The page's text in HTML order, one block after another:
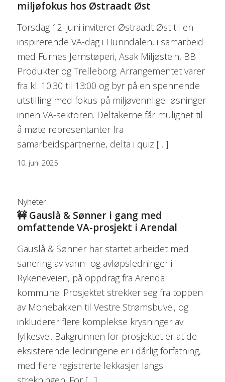
miljøfokus hos Østraadt Øst
Torsdag 12. juni inviterer Østraadt Øst til en
inspirerende VA-dag i Hunndalen, i samarbeid
med Furnes Jernstøperi, Asak Miljøstein, BB
Produkter og Trelleborg. Arrangementet varer
fra kl. 10:30 til 13:00 og byr på en spennende
utstilling med fokus på miljøvennlige løsninger
innen VA-sektoren. Deltakerne får mulighet til
å møte representanter fra
samarbeidspartnerne, delta i quiz […]
10. juni 2025
Nyheter
🚧 Gauslå & Sønner i gang med
omfattende VA-prosjekt i Arendal
Gauslå & Sønner har startet arbeidet med
sanering av vann- og avløpsledninger i
Rykeneveien, på oppdrag fra Arendal
kommune. Prosjektet strekker seg fra toppen
av Monebakken til Vestre Strømsbuvei, og
inkluderer flere komplekse krysninger av
fylkesvei. Bakgrunnen for prosjektet er at de
eksisterende ledningene er i dårlig forfatning,
med flere registrerte lekkasjer langs